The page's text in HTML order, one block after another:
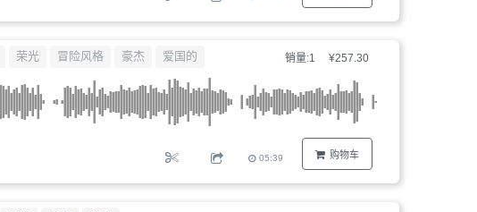
销量:1 ¥257.30
购物车
荣光 冒险风格 豪杰 爱国的
05:39